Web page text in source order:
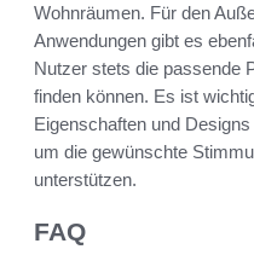
Wohnräumen. Für den
Anwendungen gibt es
Nutzer stets die passende
finden können. Es ist
Eigenschaften und
um die gewünschte
unterstützen.
FAQ